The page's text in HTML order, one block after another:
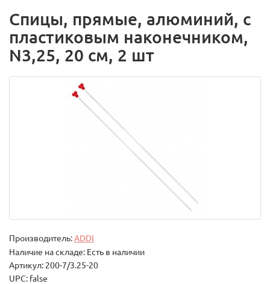
Спицы, прямые, алюминий, с
пластиковым наконечником,
N3,25, 20 см, 2 шт
Производитель:ADDI
Наличие на складе: Есть в наличии
Артикул: 200-7/3.25-20
UPC: false